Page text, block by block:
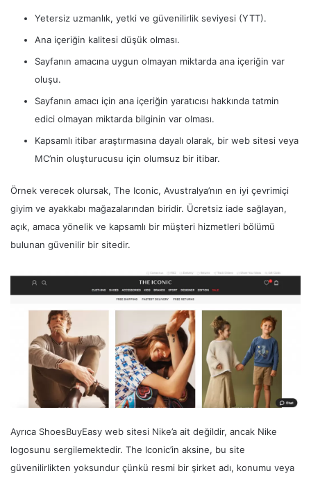
Yetersiz uzmanlık, yetki ve güvenilirlik seviyesi (YTT).
Ana içeriğin kalitesi düşük olması.
Sayfanın amacına uygun olmayan miktarda ana içeriğin var
oluşu.
Sayfanın amacı için ana içeriğin yaratıcısı hakkında tatmin
edici olmayan miktarda bilginin var olması.
Kapsamlı itibar araştırmasına dayalı olarak, bir web sitesi veya
MC’nin oluşturucusu için olumsuz bir itibar.
Örnek verecek olursak, The Iconic, Avustralya’nın en iyi çevrimiçi
giyim ve ayakkabı mağazalarından biridir. Ücretsiz iade sağlayan,
açık, amaca yönelik ve kapsamlı bir müşteri hizmetleri bölümü
bulunan güvenilir bir sitedir.
Ayrıca ShoesBuyEasy web sitesi Nike’a ait değildir, ancak Nike
logosunu sergilemektedir. The Iconic’in aksine, bu site
güvenilirlikten yoksundur çünkü resmi bir şirket adı, konumu veya